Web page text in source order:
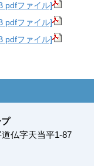
pdfファイル]
pdfファイル]
pdfファイル]
仏字天当平1-87